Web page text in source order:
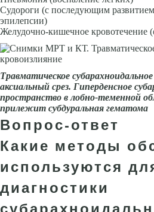
Судороги (с последующим
эпилепсии)
Желудочно-кишечное кровотечение
Травматическое
аксиальный срез. Гиперденсное
пространство в лобно-теменной
прилежит субдуральная гематома
Вопрос-ответ
Какие методы
используются
диагностики